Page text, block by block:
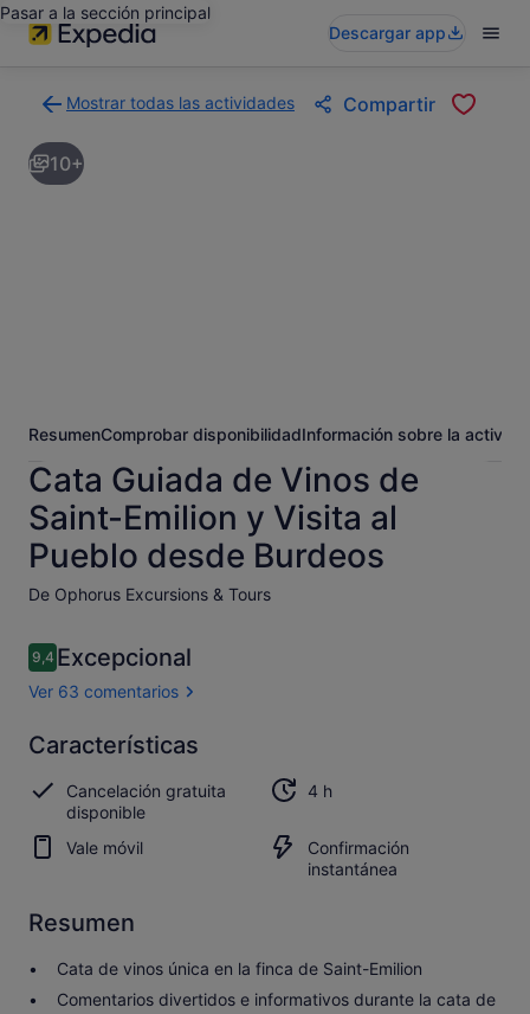
Pasar a la sección principal
Descargar app
Mostrar todas las actividades
a
la
página
Compartir
10+
ResumenComprobar disponibilidadInformación sobre la
Cata Guiada de Vinos de
Saint-Emilion y Visita al
Pueblo desde Burdeos
De Ophorus Excursions & Tours
Comentarios
9,49,4 de 10
Excepcional
Ver 63 comentarios
9.49.4 sobre 10
Excepcional
Abrir los
63 comentarios
Características
Cancelación gratuita
disponible
4 h
Vale móvil
Confirmación
instantánea
Resumen
Cata de vinos única en la finca de Saint-Emilion
Comentarios divertidos e informativos durante la cata de